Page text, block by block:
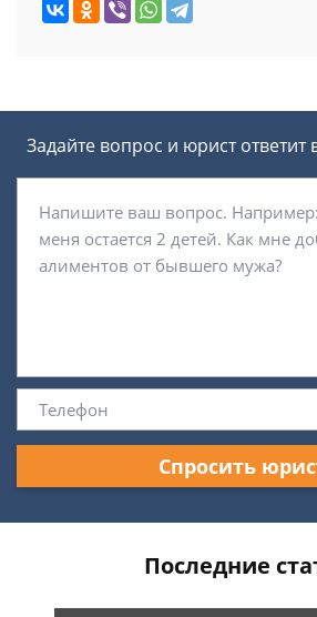
Задайте вопрос и юрист ответит
Спросить
Последние